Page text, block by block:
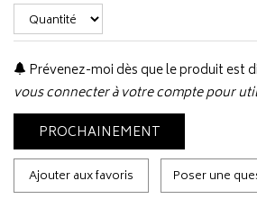
Prévenez-moi dès que le produit est
vous connecter à votre compte pour
PROCHAINEMENT
Ajouter aux favoris Poser une